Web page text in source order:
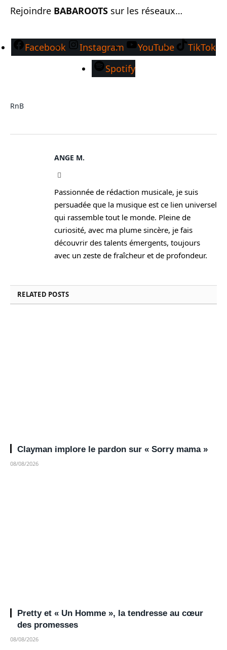
Rejoindre BABAROOTS sur les réseaux…
Facebook Instagram YouTube
TikTok
Spotify
RnB
ANGE M.
Passionnée de rédaction musicale, je suis
persuadée que la musique est ce lien universel
qui rassemble tout le monde. Pleine de
curiosité, avec ma plume sincère, je fais
découvrir des talents émergents, toujours
avec un zeste de fraîcheur et de profondeur.
RELATED POSTS
Clayman implore le pardon sur « Sorry mama »
08/08/2026
Pretty et « Un Homme », la tendresse au cœur
des promesses
08/08/2026